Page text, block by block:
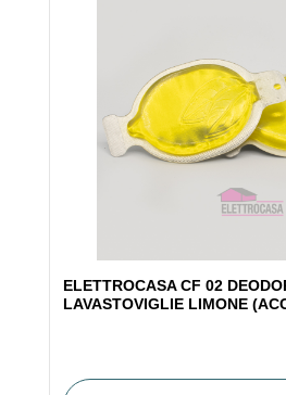
ELETTROCASA CF 02
LAVASTOVIGLIE LIMONE